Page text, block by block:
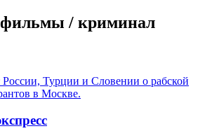
/ криминал
Турции и Словении о рабской
в Москве.